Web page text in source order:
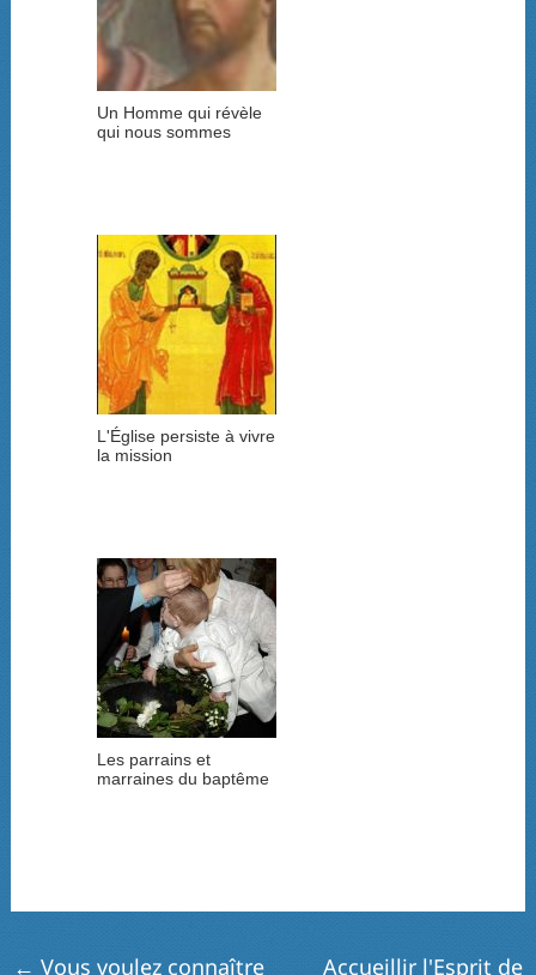
Un Homme qui révèle
qui nous sommes
L'Église persiste à vivre
la mission
Les parrains et
marraines du baptême
← Vous voulez connaître Accueillir l'Esprit de